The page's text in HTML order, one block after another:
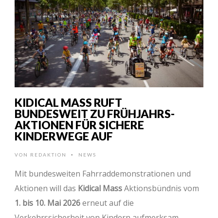
KIDICAL MASS RUFT
BUNDESWEIT ZU FRÜHJAHRS-
AKTIONEN FÜR SICHERE
KINDERWEGE AUF
VON REDAKTION • NEWS
Mit bundesweiten Fahrraddemonstrationen und
Aktionen will das Kidical MassAktionsbündnis vom
1. bis 10. Mai 2026erneut auf die